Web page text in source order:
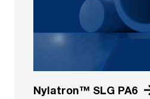
Nylatron™ SLG PA6